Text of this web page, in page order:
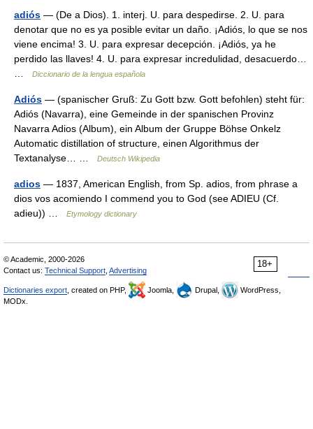
adiós — (De a Dios). 1. interj. U. para despedirse. 2. U. para
denotar que no es ya posible evitar un daño. ¡Adiós, lo que se nos
viene encima! 3. U. para expresar decepción. ¡Adiós, ya he
perdido las llaves! 4. U. para expresar incredulidad, desacuerdo…
Diccionario de la lengua española
Adiós — (spanischer Gruß: Zu Gott bzw. Gott befohlen) steht für:
Adiós (Navarra), eine Gemeinde in der spanischen Provinz
Navarra Adios (Album), ein Album der Gruppe Böhse Onkelz
Automatic distillation of structure, einen Algorithmus der
Textanalyse… …
Deutsch Wikipedia
adios — 1837, American English, from Sp. adios, from phrase a
dios vos acomiendo I commend you to God (see ADIEU (Cf.
adieu)) …
Etymology dictionary
18+
© Academic, 2000-2026
Contact us: Technical Support Advertising
Dictionaries export , created on PHP, Joomla, Drupal,
WordPress,
MODx.